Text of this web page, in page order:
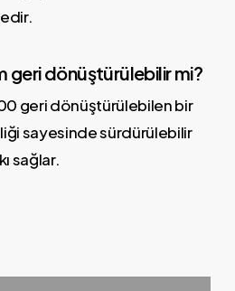
geri dönüştürülebilir mi?
geri dönüştürülebilen bir
sayesinde sürdürülebilir
sağlar.